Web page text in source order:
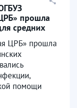
прошла
средних
ЦРБ» прошла
помощи